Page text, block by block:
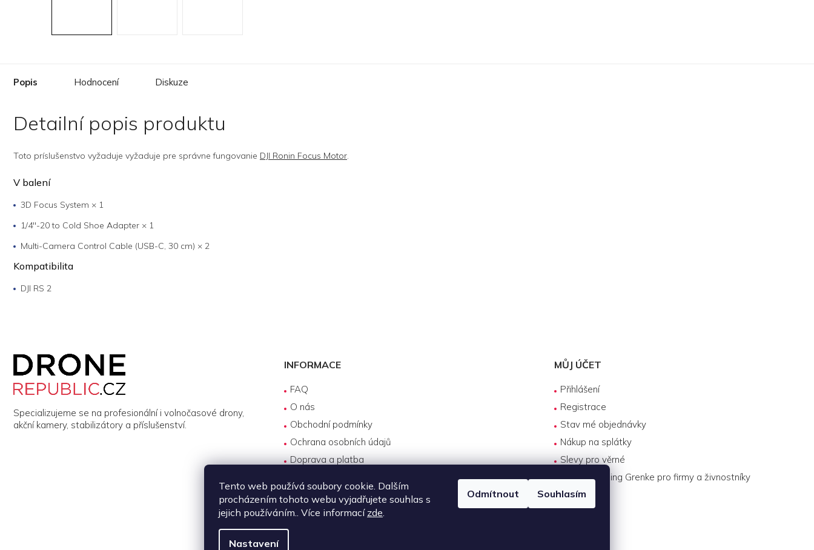
Tento web používá soubory cookie. Dalším
procházením tohoto webu vyjadřujete souhlas s
jejich používáním.. Více informací zde.
Nastavení
Odmítnout Souhlasím
Popis Hodnocení Diskuze
Detailní popis produktu
Toto príslušenstvo vyžaduje vyžaduje pre správne fungovanie DJI Ronin Focus Motor
V balení
3D Focus System × 1
1/4''-20 to Cold Shoe Adapter × 1
Multi-Camera Control Cable (USB-C, 30 cm) × 2
Kompatibilita
DJI RS 2
Specializujeme se na profesionální i volnočasové drony,
akční kamery, stabilizátory a příslušenství.
INFORMACE
FAQ
O nás
Obchodní podmínky
Ochrana osobních údajů
Doprava a platba
Servis produktů DJI
Návody k používání
MŮJ ÚČET
Přihlášení
Registrace
Stav mé objednávky
Nákup na splátky
Slevy pro věrné
Byznys leasing Grenke pro firmy a živnostníky